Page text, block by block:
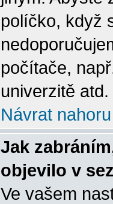
políčko, když
počítače,
univerzitě atd.
Návrat nahoru
Jak
objevilo v
Ve vašem